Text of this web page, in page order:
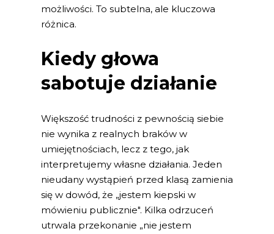
możliwości. To subtelna, ale kluczowa
różnica.
Kiedy głowa
sabotuje działanie
Większość trudności z pewnością siebie
nie wynika z realnych braków w
umiejętnościach, lecz z tego, jak
interpretujemy własne działania. Jeden
nieudany wystąpień przed klasą zamienia
się w dowód, że „jestem kiepski w
mówieniu publicznie". Kilka odrzuceń
utrwala przekonanie „nie jestem